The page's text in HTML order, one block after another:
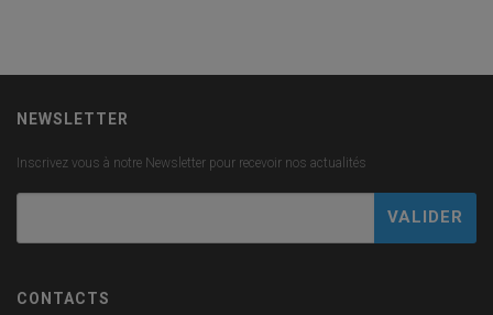
NEWSLETTER
Inscrivez vous à notre Newsletter pour recevoir nos actualités
CONTACTS